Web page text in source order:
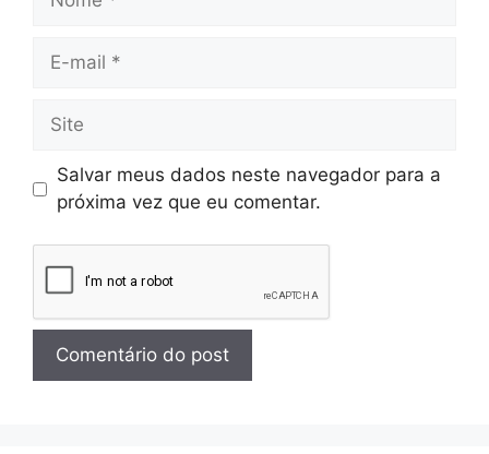
Salvar meus dados neste navegador para a
próxima vez que eu comentar.